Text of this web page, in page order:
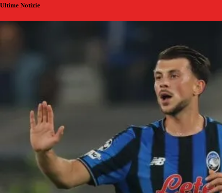
Ultime Notizie